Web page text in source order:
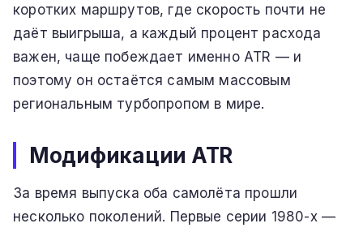
коротких маршрутов, где скорость почти не
даёт выигрыша, а каждый процент расхода
важен, чаще побеждает именно ATR — и
поэтому он остаётся самым массовым
региональным турбопропом в мире.
Модификации ATR
За время выпуска оба самолёта прошли
несколько поколений. Первые серии 1980-х —